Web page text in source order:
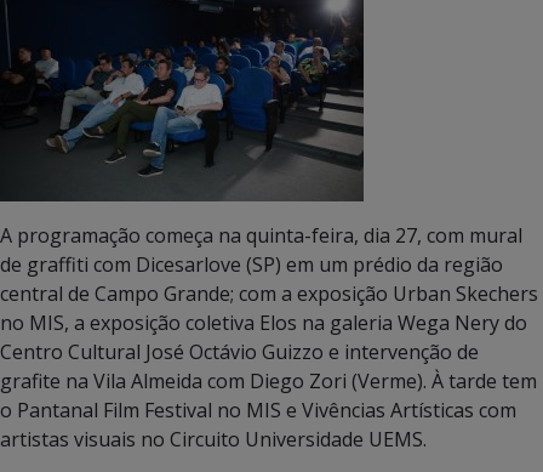
A programação começa na quinta-feira, dia 27, com mural
de graffiti com Dicesarlove (SP) em um prédio da região
central de Campo Grande; com a exposição Urban Skechers
no MIS, a exposição coletiva Elos na galeria Wega Nery do
Centro Cultural José Octávio Guizzo e intervenção de
grafite na Vila Almeida com Diego Zori (Verme). À tarde tem
o Pantanal Film Festival no MIS e Vivências Artísticas com
artistas visuais no Circuito Universidade UEMS.